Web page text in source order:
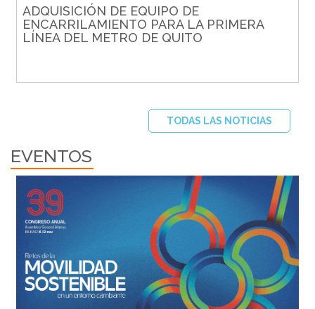
ADQUISICIÓN DE EQUIPO DE
ENCARRILAMIENTO PARA LA PRIMERA
LÍNEA DEL METRO DE QUITO
TODAS LAS NOTICIAS
EVENTOS